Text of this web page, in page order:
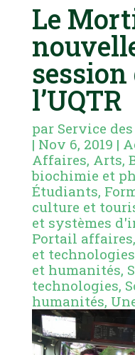
Le
session
l’UQTR
par Service
| Nov 6, 2019 |
Affaires, Arts,
biochimie et
Étudiants,
culture et
et systèmes
Portail affaires,
et technologies
et humanités,
technologies,
humanités,